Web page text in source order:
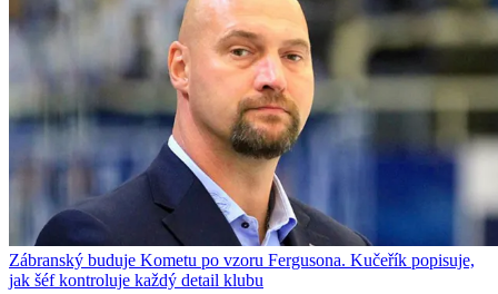
Zábranský buduje Kometu po vzoru Fergusona. Kučeřík popisuje,
jak šéf kontroluje každý detail klubu